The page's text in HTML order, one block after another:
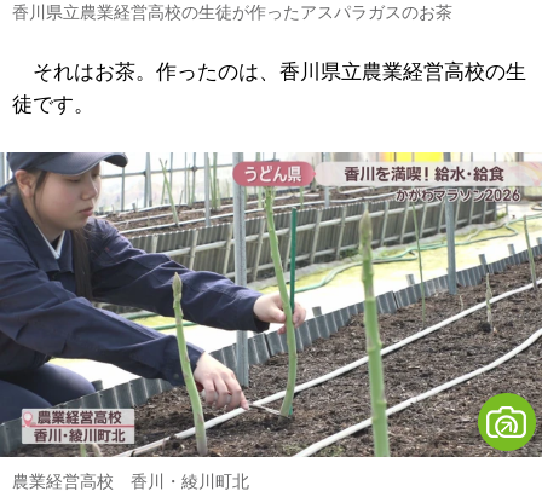
香川県立農業経営高校の生徒が作ったアスパラガスのお茶
それはお茶。作ったのは、香川県立農業経営高校の生
徒です。
農業経営高校 香川・綾川町北